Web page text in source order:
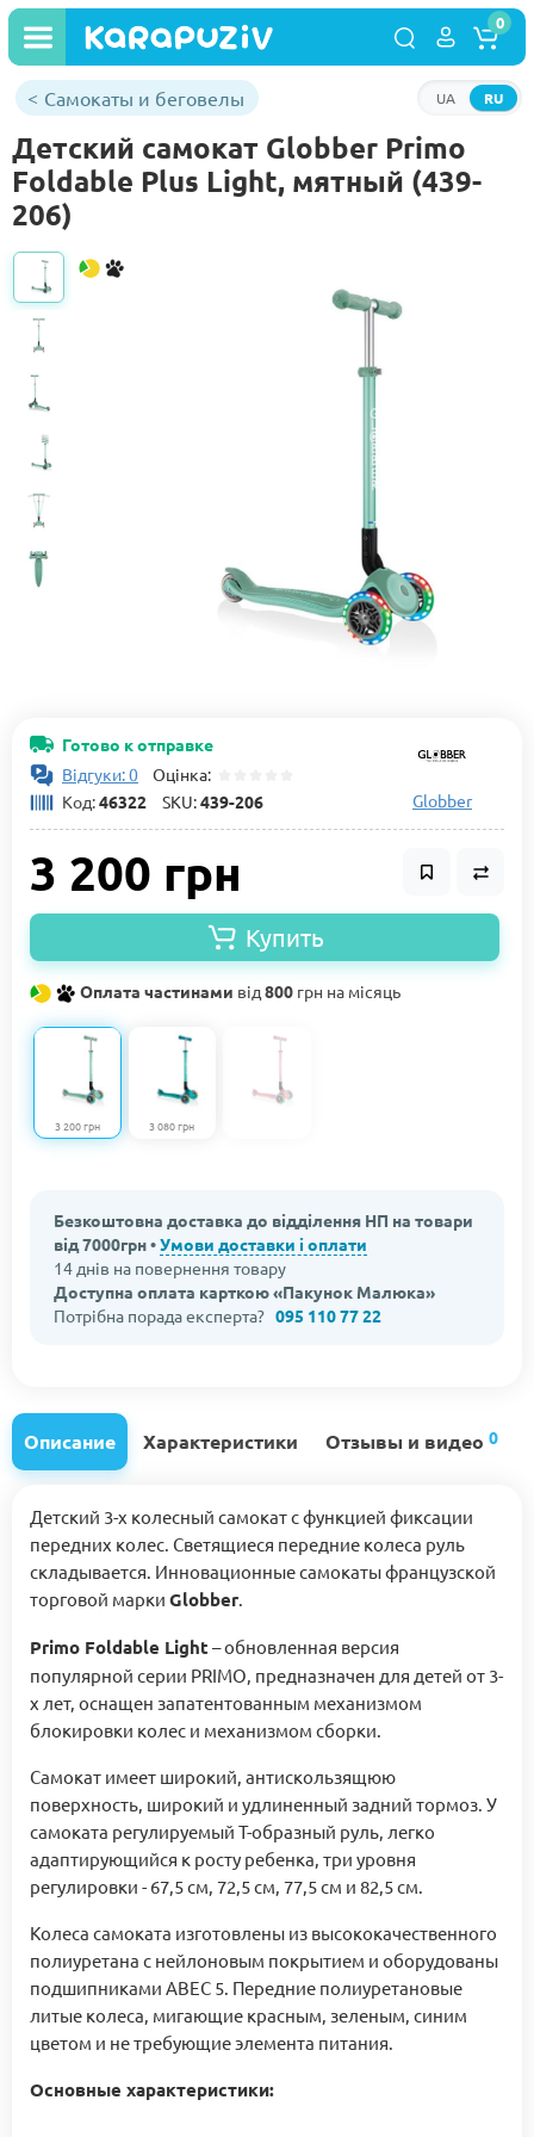
RU
UA
0
Самокаты и беговелы
Детский самокат Globber Primo
Foldable Plus Light, мятный (439-
206)
Готово к отправке
Відгуки: 0 Оцінка:
Код:46322 SKU:439-206 Globber
3 200 грн
Купить
Оплата частинами від800 грн на місяць
3 200 грн 3 080 грн
Безкоштовна доставка до відділення НП на товари
від 7000грн •Умови доставки і оплати
14 днів на повернення товару
Доступна оплата карткою «Пакунок Малюка»
Потрібна порада експерта? 095 110 77 22
Описание Характеристики Отзывы и видео 0
Детский 3-х колесный самокат с функцией фиксации
передних колес. Светящиеся передние колеса руль
складывается. Инновационные самокаты французской
торговой марки Globber.
Primo Foldable Light – обновленная версия
популярной серии PRIMO, предназначен для детей от 3-
х лет, оснащен запатентованным механизмом
блокировки колес и механизмом сборки.
Самокат имеет широкий, антискользящюю
поверхность, широкий и удлиненный задний тормоз. У
самоката регулируемый Т-образный руль, легко
адаптирующийся к росту ребенка, три уровня
регулировки - 67,5 см, 72,5 см, 77,5 см и 82,5 см.
Колеса самоката изготовлены из высококачественного
полиуретана с нейлоновым покрытием и оборудованы
подшипниками ABEC 5. Передние полиуретановые
литые колеса, мигающие красным, зеленым, синим
цветом и не требующие элемента питания.
Основные характеристики: